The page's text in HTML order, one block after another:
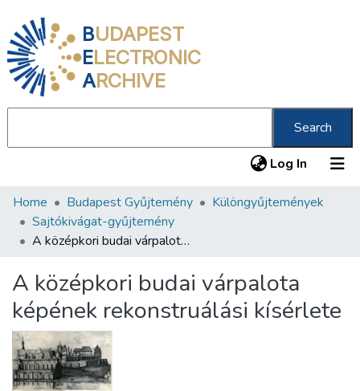
BUDAPEST
ELECTRONIC
ARCHIVE
Search
Log In (current)
Communities & Collections
All of DSpace
About us
Home Budapest Gyűjtemény
Különgyűjtemények
Sajtókivágat-gyűjtemény
A középkori budai várpalota képének rekonstruálási kísérlete
A középkori budai várpalota
képének rekonstruálási kísérlete